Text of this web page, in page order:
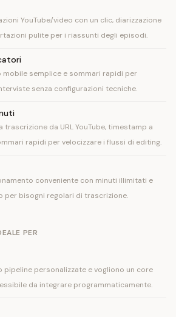
YouTube/video con un clic, diarizzazione
pulite per i riassunti degli episodi.
mobile semplice e sommari rapidi per
senza configurazioni tecniche.
trascrizione da URL YouTube, timestamp a
rapidi per velocizzare i flussi di editing.
conveniente con minuti illimitati e
bisogni regolari di trascrizione.
PER
personalizzate e vogliono un core
da integrare programmaticamente.